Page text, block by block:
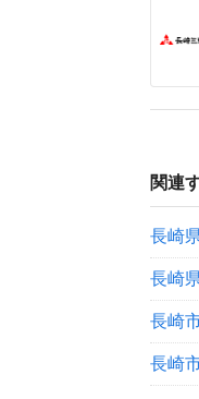
関連
長崎
長崎
長崎
長崎